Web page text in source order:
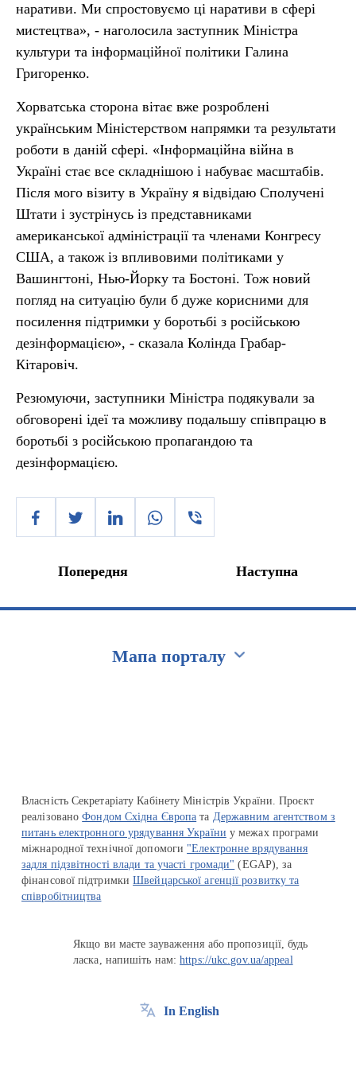
наративи. Ми спростовуємо ці наративи в сфері
мистецтва», - наголосила заступник Міністра
культури та інформаційної політики Галина
Григоренко.
Хорватська сторона вітає вже розроблені
українським Міністерством напрямки та результати
роботи в даній сфері. «Інформаційна війна в
Україні стає все складнішою і набуває масштабів.
Після мого візиту в Україну я відвідаю Сполучені
Штати і зустрінусь із представниками
американської адміністрації та членами Конгресу
США, а також із впливовими політиками у
Вашингтоні, Нью-Йорку та Бостоні. Тож новий
погляд на ситуацію були б дуже корисними для
посилення підтримки у боротьбі з російською
дезінформацією», - сказала Колінда Грабар-
Кітаровіч.
Резюмуючи, заступники Міністра подякували за
обговорені ідеї та можливу подальшу співпрацю в
боротьбі з російською пропагандою та
дезінформацією.
Попередня Наступна
Мапа порталу
Власність Секретаріату Кабінету Міністрів України. Проєкт
реалізованоФондом Східна Європа та Державним агентством з
питань електронного урядування України у межах програми
міжнародної технічної допомоги "Електронне врядування
задля підзвітності влади та участі громади" (EGAP), за
фінансової підтримкиШвейцарської агенції розвитку та
співробітництва
Якщо ви маєте зауваження або пропозиції, будь
ласка, напишіть нам:https://ukc.gov.ua/appeal
In English